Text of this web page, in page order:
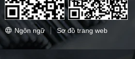
Ngôn ngữ Sơ đồ trang web